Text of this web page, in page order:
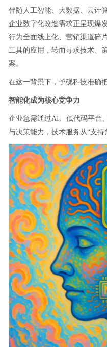
伴随人工智能、大数据、云计
企业数字化改造需求正呈现爆
行为全面线上化、营销渠道碎
工具的应用，转而寻求技术、
案。
在这一背景下，予砚科技准确
智能化成为核心竞争力
企业急需通过AI、低代码平台
与决策能力，技术服务从“支持